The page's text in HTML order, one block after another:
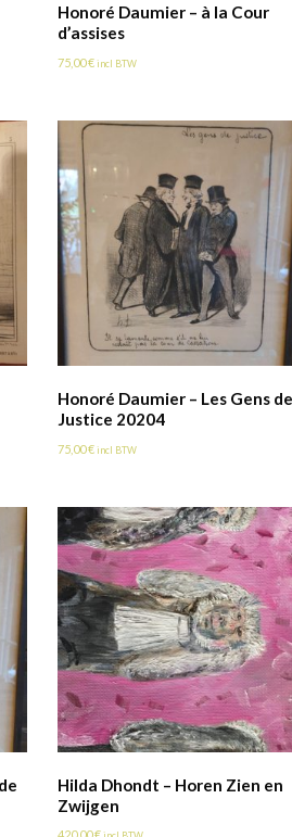
Honoré Daumier – à la Cour
d’assises
75,00€incl BTW
Honoré Daumier – Les Gens de
Justice 20204
75,00€incl BTW
Hilda Dhondt – Horen Zien en
Zwijgen